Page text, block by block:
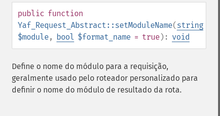
public function
Yaf_Request_Abstract::setModuleName(string
$module, bool $format_name = true): void
Define o nome do módulo para a requisição,
geralmente usado pelo roteador personalizado para
definir o nome do módulo de resultado da rota.